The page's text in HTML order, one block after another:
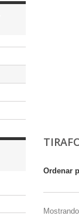
Ordenar